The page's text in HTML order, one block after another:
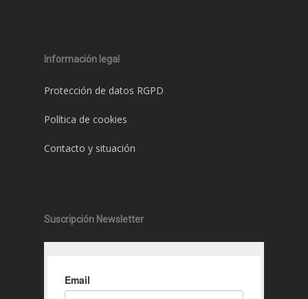
Información legal
Protección de datos RGPD
Política de cookies
Contacto y situación
Suscripción Newsletter